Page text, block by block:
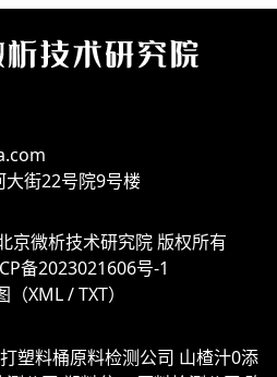
街22号院9号楼
京微析技术研究院版权所有
备2023021606号-1
（XML/TXT）
打塑料桶原料检测公司 山楂汁0添